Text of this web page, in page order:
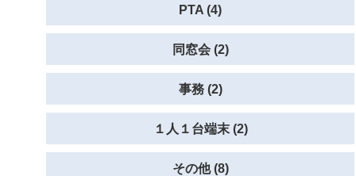
PTA (4)
同窓会 (2)
事務 (2)
１人１台端末 (2)
その他 (8)